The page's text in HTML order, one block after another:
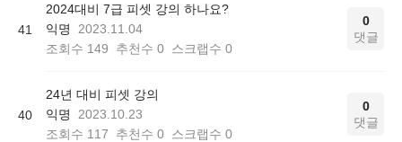
41
2024대비 7급 피셋 강의 하나요?
익명
2023.11.04
조회수 149 추천수 0 스크랩수 0
0
댓글
40
24년 대비 피셋 강의
익명
2023.10.23
조회수 117 추천수 0 스크랩수 0
0
댓글